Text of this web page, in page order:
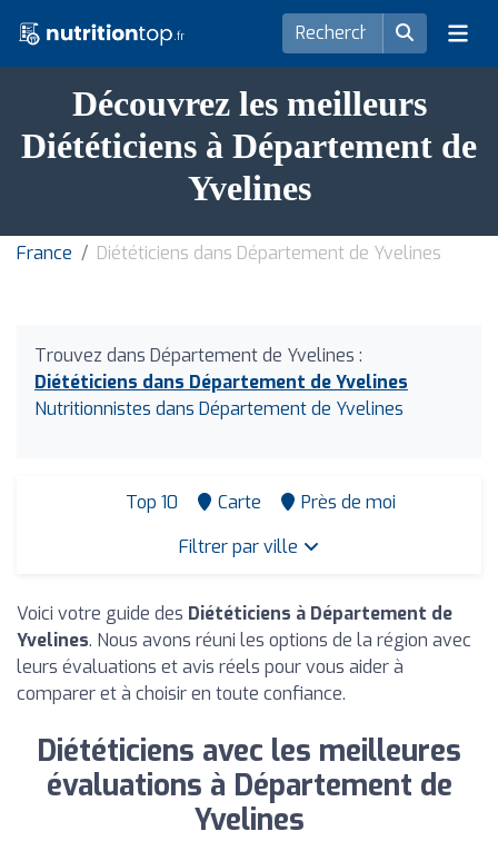
Découvrez les meilleurs
Diététiciens à Département de
Yvelines
France Diététiciens dans Département de Yvelines
Trouvez dans Département de Yvelines :
Diététiciens dans Département de Yvelines
Nutritionnistes dans Département de Yvelines
Top 10 Carte
Près de moi
Filtrer par ville
Voici votre guide des Diététiciens à Département de
Yvelines. Nous avons réuni les options de la région avec
leurs évaluations et avis réels pour vous aider à
comparer et à choisir en toute confiance.
Diététiciens avec les meilleures
évaluations à Département de
Yvelines